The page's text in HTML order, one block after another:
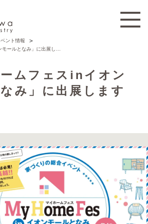
ベント情報
ームフェスinイオン
み」に出展します